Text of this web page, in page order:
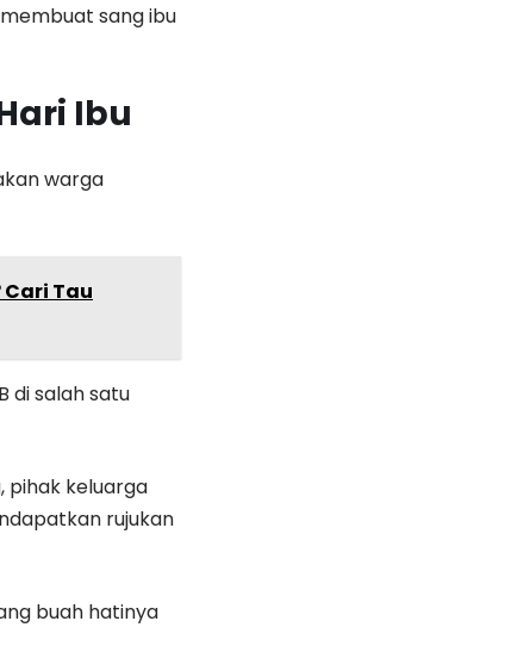
sang ibu
Ibu
warga
Tau
di salah satu
pihak keluarga
rujukan
buah hatinya